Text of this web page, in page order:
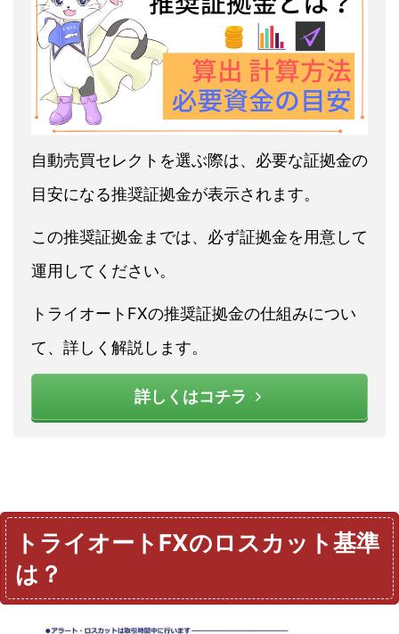
自動売買セレクトを選ぶ際は、必要な証拠金の
目安になる推奨証拠金が表示されます。
この推奨証拠金までは、必ず証拠金を用意して
運用してください。
トライオートFXの推奨証拠金の仕組みについ
て、詳しく解説します。
詳しくはコチラ
トライオートFXのロスカット基準
は？